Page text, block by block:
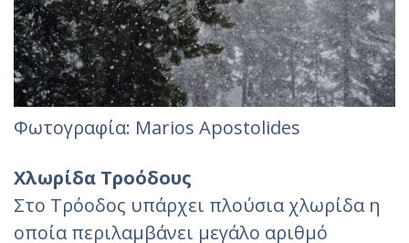
Φωτογραφία: Marios Apostolides‎
Χλωρίδα Τροόδους
Στο Τρόοδος υπάρχει πλούσια χλωρίδα η
οποία περιλαμβάνει μεγάλο αριθμό